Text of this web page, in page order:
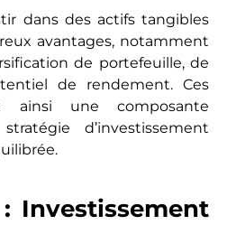
dans des actifs tangibles
avantages, notamment
de portefeuille, dе
de rendement. Ces
ainsi une composante
d’investissement
Investissement